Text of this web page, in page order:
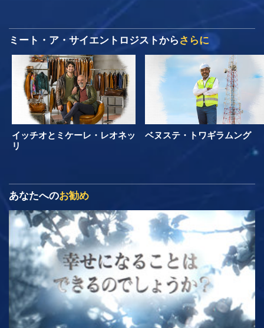
ミート・ア・サイエントロジストからさらに
イッチオとミケーレ・レオネッ
リ
ベヌステ・トワギラムング
あなたへのお勧め